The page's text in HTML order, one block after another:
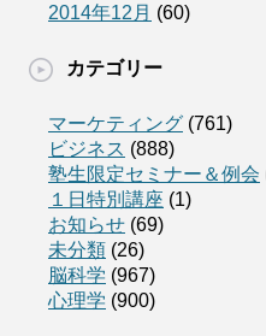
2014年12月 (60)
カテゴリー
マーケティング (761)
ビジネス (888)
塾生限定セミナー＆例会
１日特別講座 (1)
お知らせ (69)
未分類 (26)
脳科学 (967)
心理学 (900)